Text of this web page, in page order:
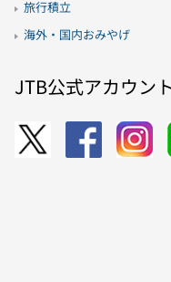
旅行積立
海外・国内おみやげ
JTB公式アカウント